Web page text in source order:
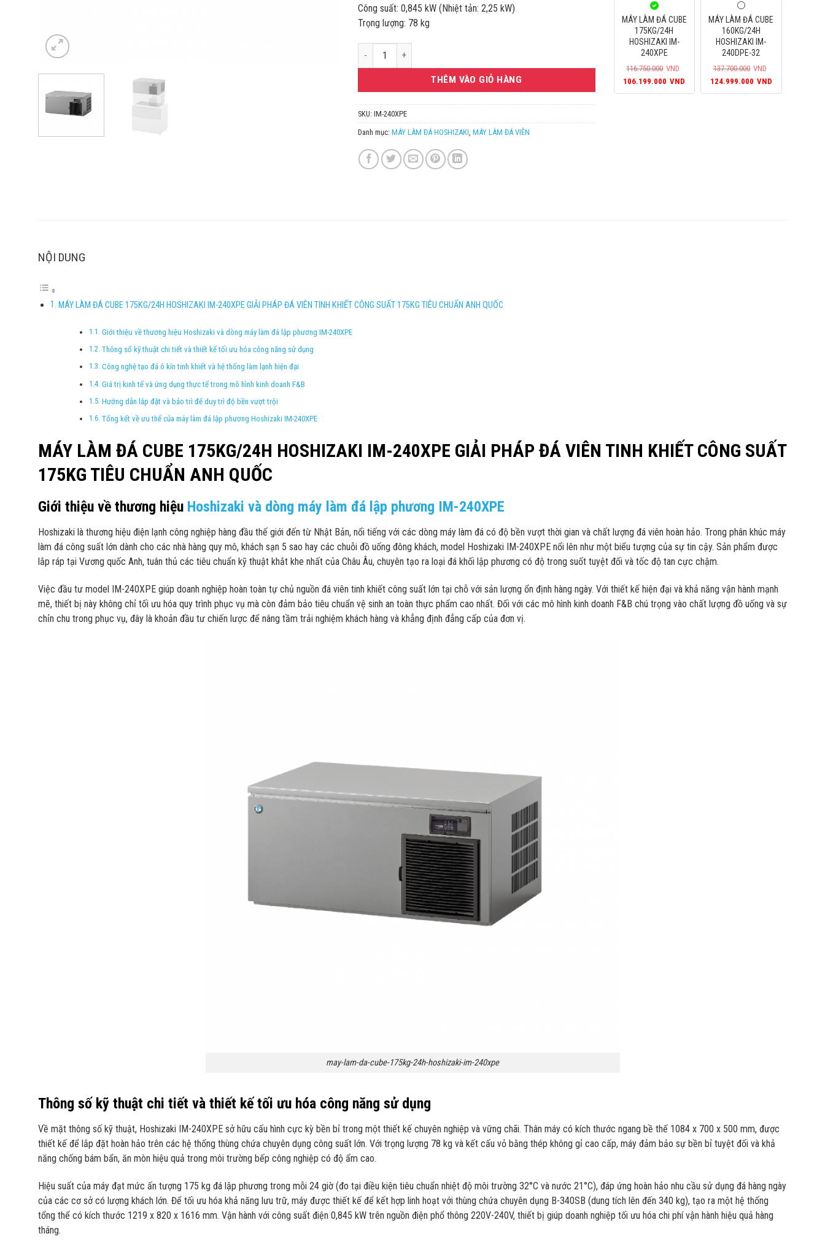
Công suất: 0,845 kW (Nhiệt tản: 2,25 kW)
Trọng lượng: 78 kg
MÁY LÀM ĐÁ CUBE 175KG/24H HOSHIZAKI IM-240XPE số lượng
THÊM VÀO GIỎ HÀNG
SKU: IM-240XPE
Danh mục: MÁY LÀM ĐÁ HOSHIZAKI, MÁY LÀM ĐÁ VIÊN
39.980.000VND.
là:
36.999.000VND.
28.280.000VND.
là:
MÁY LÀM ĐÁ CUBE
175KG/24H
HOSHIZAKI IM-
240XPE
116.750.000 VND
Giá
gốc
106.199.000 VND
hiện
MÁY LÀM ĐÁ CUBE
160KG/24H
HOSHIZAKI IM-
240DPE-32
137.700.000 VND
Giá
gốc
124.999.000 VND
hiện
NỘI DUNG
MÁY LÀM ĐÁ CUBE 175KG/24H HOSHIZAKI IM-240XPE GIẢI PHÁP ĐÁ VIÊN TINH KHIẾT CÔNG SUẤT 175KG TIÊU CHUẨN ANH QUỐC
Giới thiệu về thương hiệu Hoshizaki và dòng máy làm đá lập phương IM-240XPE
Thông số kỹ thuật chi tiết và thiết kế tối ưu hóa công năng sử dụng
Công nghệ tạo đá ô kín tinh khiết và hệ thống làm lạnh hiện đại
Giá trị kinh tế và ứng dụng thực tế trong mô hình kinh doanh F&B
Hướng dẫn lắp đặt và bảo trì để duy trì độ bền vượt trội
Tổng kết về ưu thế của máy làm đá lập phương Hoshizaki IM-240XPE
MÁY LÀM ĐÁ CUBE 175KG/24H HOSHIZAKI IM-240XPE GIẢI PHÁP ĐÁ VIÊN TINH KHIẾT CÔNG SUẤT
175KG TIÊU CHUẨN ANH QUỐC
Giới thiệu về thương hiệu Hoshizaki và dòng máy làm đá lập phương IM-240XPE
Hoshizaki là thương hiệu điện lạnh công nghiệp hàng đầu thế giới đến từ Nhật Bản, nổi tiếng với các dòng máy làm đá có độ bền vượt thời gian và chất lượng đá viên hoàn hảo. Trong phân khúc máy
làm đá công suất lớn dành cho các nhà hàng quy mô, khách sạn 5 sao hay các chuỗi đồ uống đông khách, model Hoshizaki IM-240XPE nổi lên như một biểu tượng của sự tin cậy. Sản phẩm được
lắp ráp tại Vương quốc Anh, tuân thủ các tiêu chuẩn kỹ thuật khắt khe nhất của Châu Âu, chuyên tạo ra loại đá khối lập phương có độ trong suốt tuyệt đối và tốc độ tan cực chậm.
Việc đầu tư model IM-240XPE giúp doanh nghiệp hoàn toàn tự chủ nguồn đá viên tinh khiết công suất lớn tại chỗ với sản lượng ổn định hàng ngày. Với thiết kế hiện đại và khả năng vận hành mạnh
mẽ, thiết bị này không chỉ tối ưu hóa quy trình phục vụ mà còn đảm bảo tiêu chuẩn vệ sinh an toàn thực phẩm cao nhất. Đối với các mô hình kinh doanh F&B chú trọng vào chất lượng đồ uống và sự
chỉn chu trong phục vụ, đây là khoản đầu tư chiến lược để nâng tầm trải nghiệm khách hàng và khẳng định đẳng cấp của đơn vị.
may-lam-da-cube-175kg-24h-hoshizaki-im-240xpe
Thông số kỹ thuật chi tiết và thiết kế tối ưu hóa công năng sử dụng
Về mặt thông số kỹ thuật, Hoshizaki IM-240XPE sở hữu cấu hình cực kỳ bền bỉ trong một thiết kế chuyên nghiệp và vững chãi. Thân máy có kích thước ngang bề thế 1084 x 700 x 500 mm, được
thiết kế để lắp đặt hoàn hảo trên các hệ thống thùng chứa chuyên dụng công suất lớn. Với trọng lượng 78 kg và kết cấu vỏ bằng thép không gỉ cao cấp, máy đảm bảo sự bền bỉ tuyệt đối và khả
năng chống bám bẩn, ăn mòn hiệu quả trong môi trường bếp công nghiệp có độ ẩm cao.
Hiệu suất của máy đạt mức ấn tượng 175 kg đá lập phương trong mỗi 24 giờ (đo tại điều kiện tiêu chuẩn nhiệt độ môi trường 32°C và nước 21°C), đáp ứng hoàn hảo nhu cầu sử dụng đá hàng ngày
của các cơ sở có lượng khách lớn. Để tối ưu hóa khả năng lưu trữ, máy được thiết kế để kết hợp linh hoạt với thùng chứa chuyên dụng B-340SB (dung tích lên đến 340 kg), tạo ra một hệ thống
tổng thể có kích thước 1219 x 820 x 1616 mm. Vận hành với công suất điện 0,845 kW trên nguồn điện phổ thông 220V-240V, thiết bị giúp doanh nghiệp tối ưu hóa chi phí vận hành hiệu quả hàng
tháng.